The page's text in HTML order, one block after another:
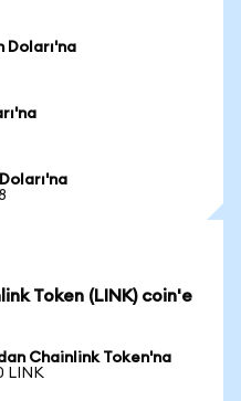
Doları'na
Token (LINK) coin'e
Chainlink Token'na
LINK